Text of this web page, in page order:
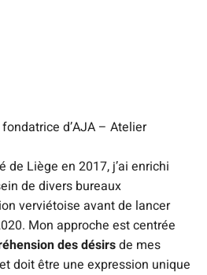
d’AJA – Atelier
de Liège en 2017, j’ai enrichi
de divers bureaux
verviétoise avant de lancer
Mon approche est centrée
des désirsde mes
doit être une expression unique